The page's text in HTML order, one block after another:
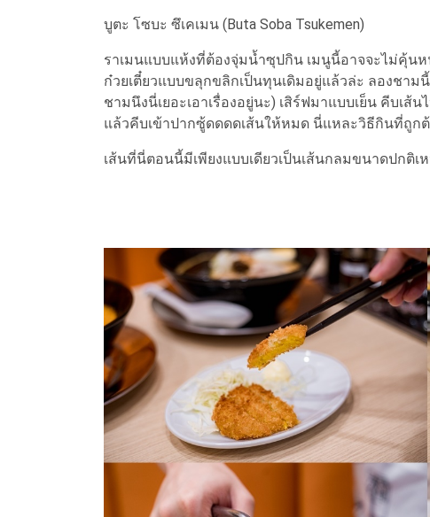
บูตะ โซบะ ซึเคเมน (Buta Soba Tsukemen)
ราเมนแบบแห้งที่ต้องจุ่มน้ำซุปกิน เมนูนี้อาจจะไม่คุ้
ก๋วยเตี๋ยวแบบขลุกขลิกเป็นทุนเดิมอยู่แล้วล่ะ ลองชา
ชามนึงนี่เยอะเอาเรื่องอยู่นะ) เสิร์ฟมาแบบเย็น คีบ
แล้วคีบเข้าปากซู้ดดดดเส้นให้หมด นี่แหละวิธีกินที่ถูก
เส้นที่นี่ตอนนี้มีเพียงแบบเดียวเป็นเส้นกลมขนาดปกติเ